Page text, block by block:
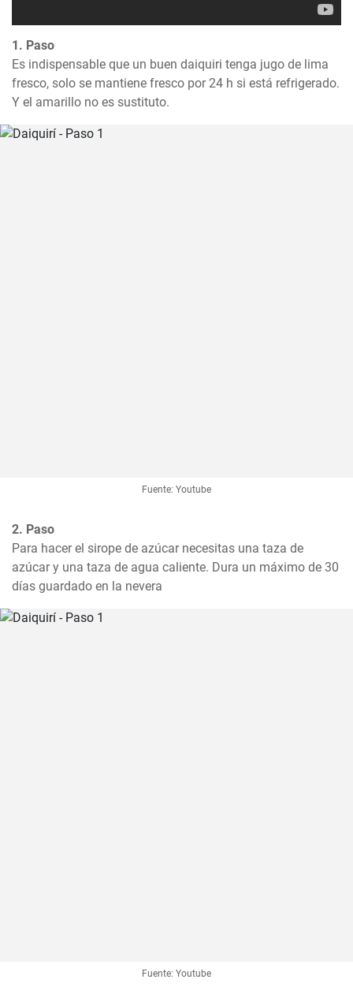
1. Paso
Es indispensable que un buen daiquiri tenga jugo de lima
fresco, solo se mantiene fresco por 24 h si está refrigerado.
Y el amarillo no es sustituto.
Fuente: Youtube
2. Paso
Para hacer el sirope de azúcar necesitas una taza de
azúcar y una taza de agua caliente. Dura un máximo de 30
días guardado en la nevera
Fuente: Youtube